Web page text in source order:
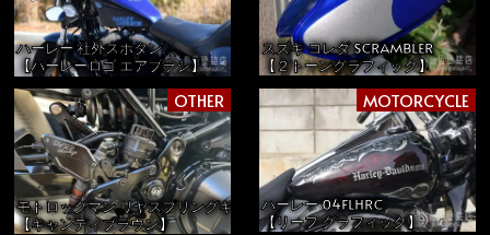
ハーレー 社外スポタン
【ハーレーロゴ エアブラシ】
スズキ コレダ SCRAMBLER
【２トーングラフィック】
OTHER
モトロックマン リヤスプリングキット
【キャンディブラウン】
MOTORCYCLE
ハーレー 04FLHRC
【リーフ グラフィック】